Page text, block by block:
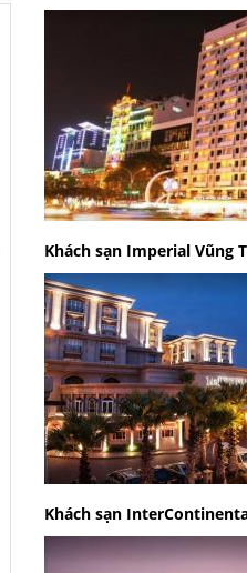
Khách sạn Imperial Vũng
Khách sạn